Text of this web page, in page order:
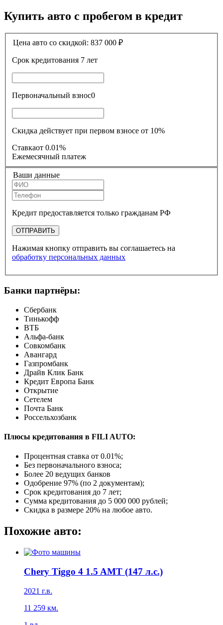
Купить авто с пробегом в кредит
Цена авто со скидкой: 837 000 ₽
Срок кредитования 7 лет
Первоначальный взнос0
Скидка действует при первом взносе от 10%
Ставкаот 0.01%
Ежемесячный платеж
Ваши данные
Кредит предоставляется только гражданам РФ
ОТПРАВИТЬ
Нажимая кнопку отправить вы соглашаетесь на
обработку персональных данных
Банки партнёры:
Сбербанк
Тинькофф
ВТБ
Альфа-банк
Совкомбанк
Авангард
Газпромбанк
Драйв Клик Банк
Кредит Европа Банк
Открытие
Сетелем
Почта Банк
Россельхозбанк
Плюсы кредитования в FILI AUTO:
Процентная ставка от 0.01%;
Без первоначального взноса;
Более 20 ведущих банков
Одобрение 97% (по 2 документам);
Срок кредитования до 7 лет;
Сумма кредитования до 5 000 000 рублей;
Скидка в размере 20% на любое авто.
Похожие авто:
Chery Tiggo 4 1.5 AMT (147 л.с.)
2021 г.в.
11 259 км.